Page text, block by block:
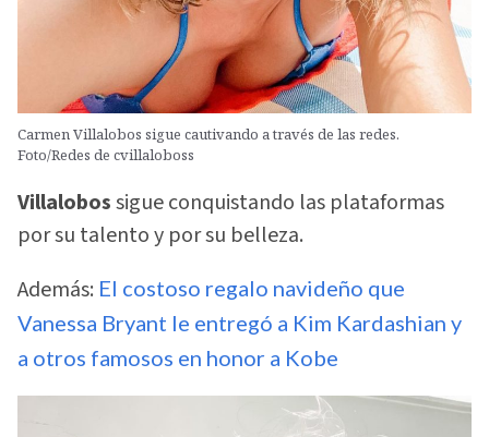
Carmen Villalobos sigue cautivando a través de las redes.
Foto/Redes de cvillaloboss
Villalobossigue conquistando las plataformas
por su talento y por su belleza.
Además: El costoso regalo navideño que
Vanessa Bryant le entregó a Kim Kardashian y
a otros famosos en honor a Kobe